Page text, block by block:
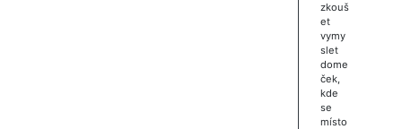
zkouš
et
vymy
slet
dome
ček,
kde
se
místo